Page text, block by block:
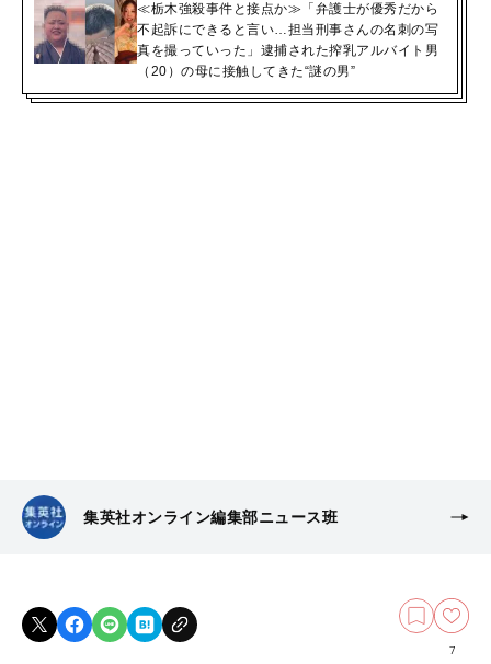
≪栃木強殺事件と接点か≫「弁護士が優秀だから
不起訴にできると言い…担当刑事さんの名刺の写
真を撮っていった」逮捕された搾乳アルバイト男
（20）の母に接触してきた“謎の男”
集英社オンライン編集部ニュース班
7